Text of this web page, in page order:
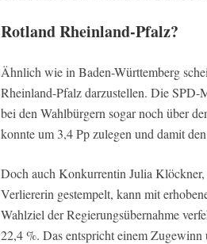
Rotland Rheinland-Pfalz?
Ähnlich wie in Baden-Württemberg
Rheinland-Pfalz darzustellen. Die
bei den Wahlbürgern sogar noch über
konnte um 3,4 Pp zulegen und damit
Doch auch Konkurrentin Julia
Verliererin gestempelt, kann mit
Wahlziel der Regierungsübernahme
22,4 %. Das entspricht einem